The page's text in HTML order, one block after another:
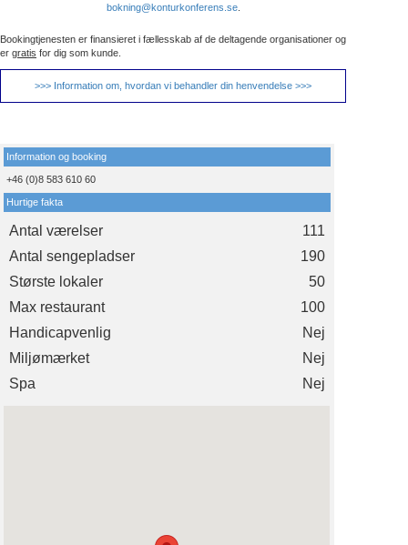
bokning@konturkonferens.se.
Bookingtjenesten er finansieret i fællesskab af de deltagende organisationer og
er gratis for dig som kunde.
>>> Information om, hvordan vi behandler din henvendelse >>>
Information og booking
+46 (0)8 583 610 60
Hurtige fakta
Antal værelser
111
Antal sengepladser
190
Største lokaler
50
Max restaurant
100
Handicapvenlig
Nej
Miljømærket
Nej
Spa
Nej